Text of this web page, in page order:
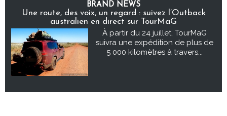
BRAND NEWS
Une route, des voix, un regard : suivez l’Outback
australien en direct sur TourMaG
À partir du 24 juillet, TourMaG
suivra une expédition de plus de
5 000 kilomètres à travers...